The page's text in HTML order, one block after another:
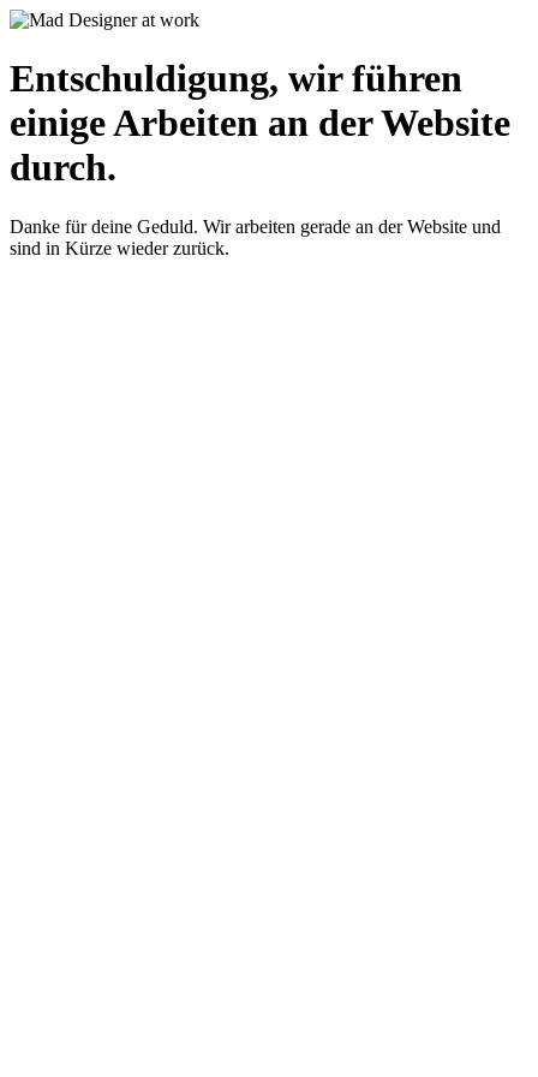
Entschuldigung, wir führen
einige Arbeiten an der Website
durch.
Danke für deine Geduld. Wir arbeiten gerade an der Website und
sind in Kürze wieder zurück.